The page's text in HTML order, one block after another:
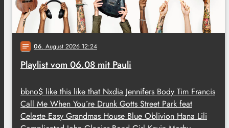
notes 06. August 2026 12:24
Playlist vom 06.08 mit Pauli
bbno$ like this like that Nxdia Jennifers Body Tim Francis
Call Me When You´re Drunk Gotts Street Park feat
Celeste Easy Grandmas House Blue Oblivion Hana Lili